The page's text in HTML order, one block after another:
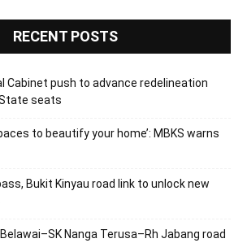
RECENT POSTS
Cabinet push to advance redelineation
seats
to beautify your home’: MBKS warns
Bukit Kinyau road link to unlock new
Nanga Terusa–Rh Jabang road